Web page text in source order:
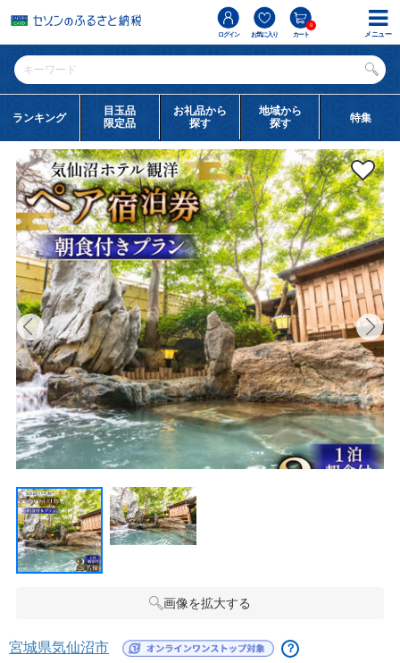
ログイン お気に入り カート
0
ランキング
目玉品
限定品
お礼品から
探す
地域から
探す
特集
画像を拡大する
宮城県気仙沼市 ？
メニュー